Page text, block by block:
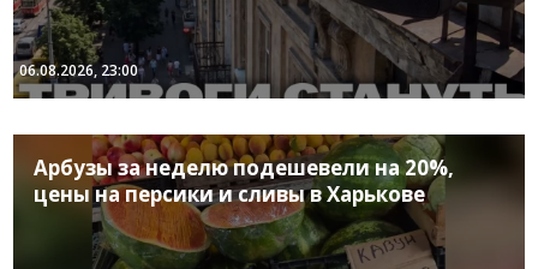
06.08.2026, 23:00
Арбузы за неделю подешевели на 20%,
цены на персики и сливы в Харькове